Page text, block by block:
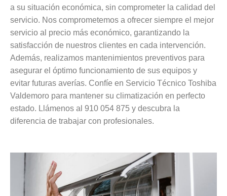
a su situación económica, sin comprometer la calidad del
servicio. Nos comprometemos a ofrecer siempre el mejor
servicio al precio más económico, garantizando la
satisfacción de nuestros clientes en cada intervención.
Además, realizamos mantenimientos preventivos para
asegurar el óptimo funcionamiento de sus equipos y
evitar futuras averías. Confíe en Servicio Técnico Toshiba
Valdemoro para mantener su climatización en perfecto
estado. Llámenos al 910 054 875 y descubra la
diferencia de trabajar con profesionales.